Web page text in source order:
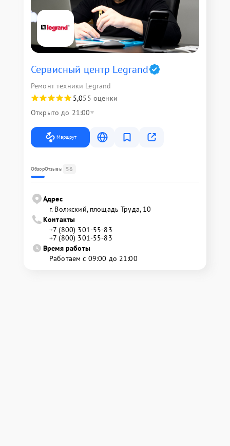
Сервисный центр Legrand
Ремонт техники Legrand
5,055 оценки
Открыто до 21:00
Маршрут
ОбзорОтзывы 56
Адрес
г. Волжский, площадь Труда, 10
Контакты
+7 (800) 301-55-83
+7 (800) 301-55-83
Время работы
Работаем с 09:00 до 21:00